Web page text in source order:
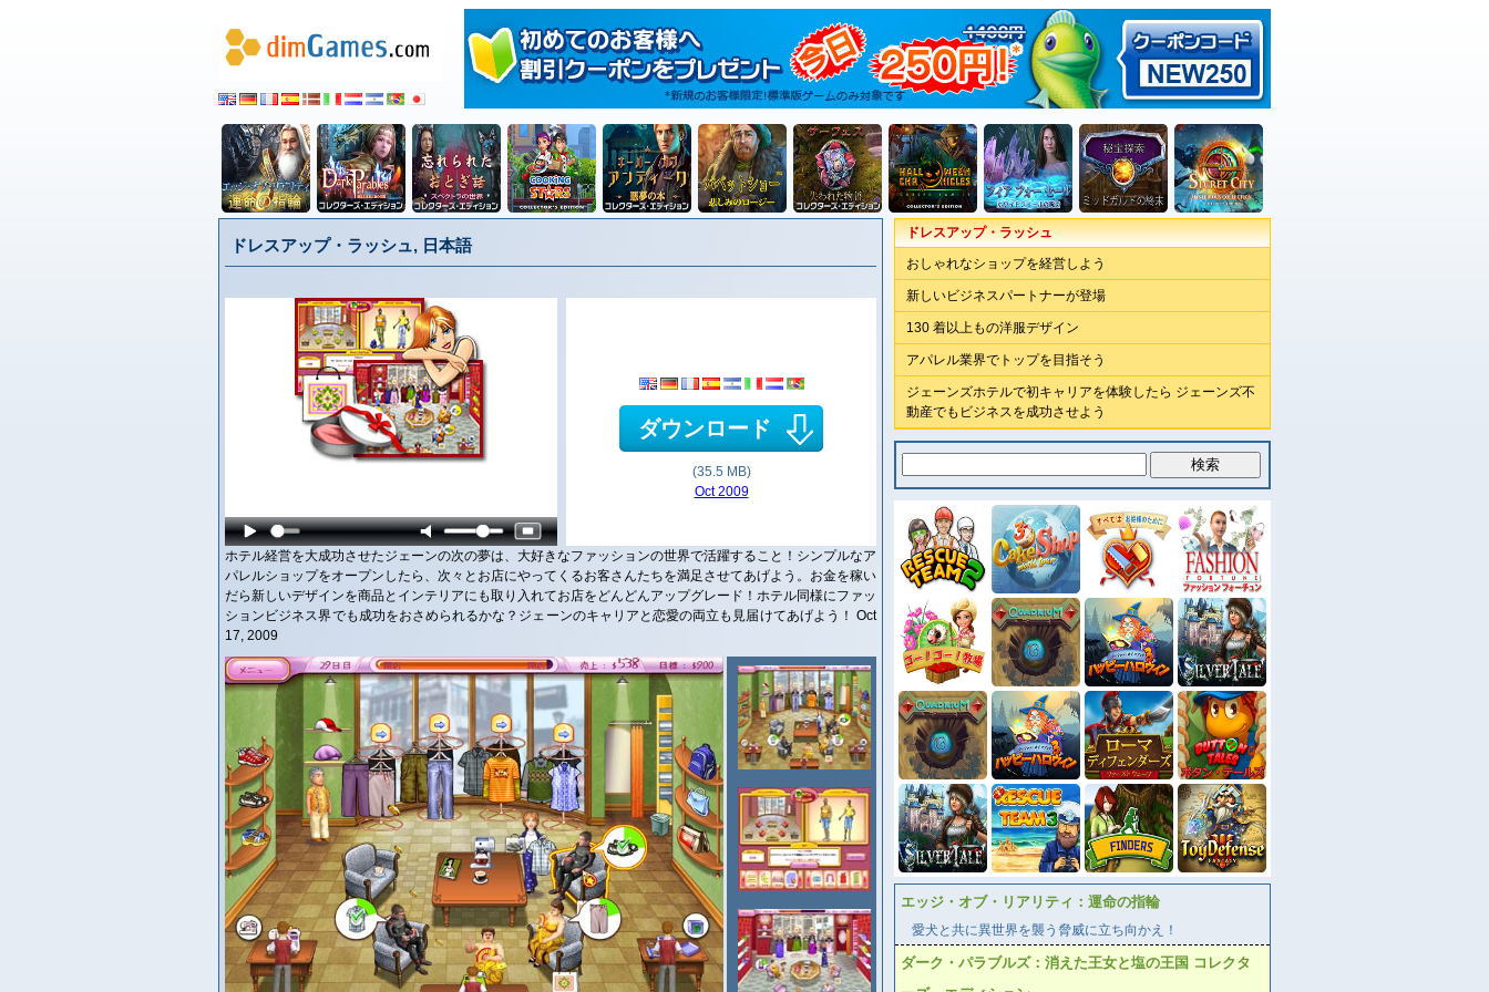
ドレスアップ・ラッシュ, 日本語
ダウンロード
(35.5 MB)
Oct 2009
ホテル経営を大成功させたジェーンの次の夢は、大好きなファッションの世界で活躍すること！シンプルなア
パレルショップをオープンしたら、次々とお店にやってくるお客さんたちを満足させてあげよう。お金を稼い
だら新しいデザインを商品とインテリアにも取り入れてお店をどんどんアップグレード！ホテル同様にファッ
ションビジネス界でも成功をおさめられるかな？ジェーンのキャリアと恋愛の両立も見届けてあげよう！ Oct
17, 2009
ドレスアップ・ラッシュ
おしゃれなショップを経営しよう
新しいビジネスパートナーが登場
130 着以上もの洋服デザイン
アパレル業界でトップを目指そう
ジェーンズホテルで初キャリアを体験したら ジェーンズ不
動産でもビジネスを成功させよう
エッジ・オブ・リアリティ：運命の指輪
愛犬と共に異世界を襲う脅威に立ち向かえ！
ダーク・パラブルズ：消えた王女と塩の王国 コレクタ